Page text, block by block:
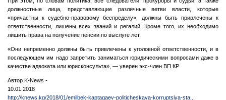
должностные лица, представляющие различные ветви власти, которые
«причастны к судебно-правовому беспределу», должны быть привлечены к
ответственности, лишены всех званий и регалий. Кроме того, их необходимо
лишить права на получение пенсии по выслуге лет.
«Они непременно должны быть привлечены к уголовной ответственности, и в
последующем им надо запретить заниматься юридическими вопросами даже в
качестве адвоката или юрисконсульта», — уверен экс-член ВП КР
Автор K-News -
10.01.2018
http://knews.kg/2018/01/emilbek-kaptagaev-politicheskaya-korruptsiya-sta...